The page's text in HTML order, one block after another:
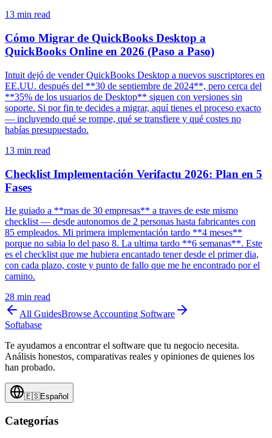
13 min read
Cómo Migrar de QuickBooks Desktop a
QuickBooks Online en 2026 (Paso a Paso)
Intuit dejó de vender QuickBooks Desktop a nuevos suscriptores en
EE.UU. después del **30 de septiembre de 2024**, pero cerca del
**35% de los usuarios de Desktop** siguen con versiones sin
soporte. Si por fin te decides a migrar, aquí tienes el proceso exacto
— incluyendo qué se rompe, qué se transfiere y qué costes no
habías presupuestado.
13 min read
Checklist Implementación Verifactu 2026: Plan en 5
Fases
He guiado a **mas de 30 empresas** a traves de este mismo
checklist — desde autonomos de 2 personas hasta fabricantes con
85 empleados. Mi primera implementación tardo **4 meses**
porque no sabia lo del paso 8. La ultima tardo **6 semanas**. Este
es el checklist que me hubiera encantado tener desde el primer dia,
con cada plazo, coste y punto de fallo que me he encontrado por el
camino.
28 min read
All GuidesBrowse Accounting Software
Softabase
Te ayudamos a encontrar el software que tu negocio necesita.
Análisis honestos, comparativas reales y opiniones de quienes los
han probado.
🇪🇸Español
Categorías